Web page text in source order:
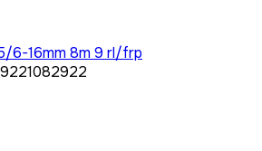
6-16mm 8m 9 rl/frp
1082922